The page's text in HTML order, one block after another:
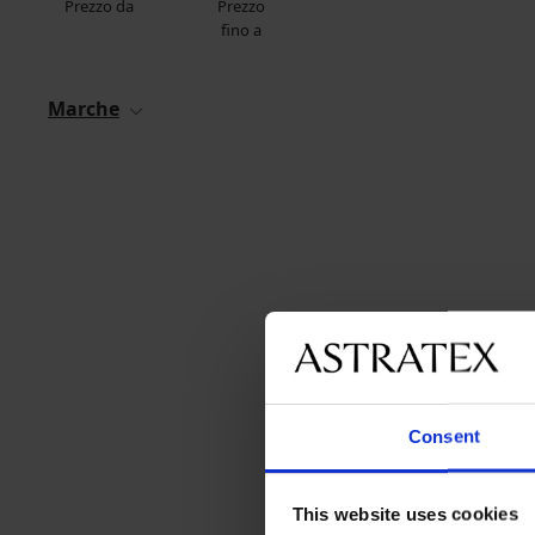
Consent
This website uses cookies
Prezzo da
Prezzo
fino a
Marche